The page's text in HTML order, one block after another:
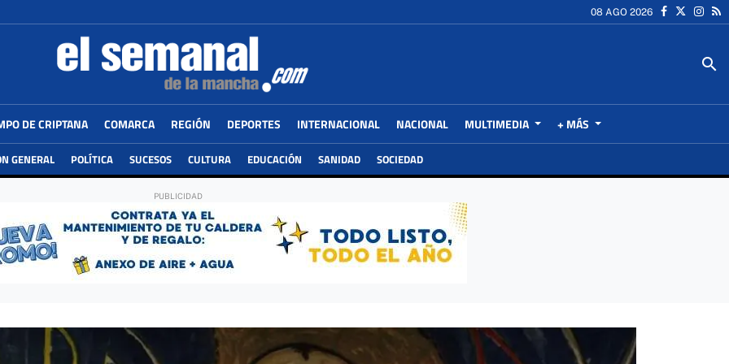
08 AGO 2026
search
DE CRIPTANA COMARCA REGIÓN DEPORTES INTERNACIONAL NACIONAL MULTIMEDIA + MÁS
GENERAL POLÍTICA SUCESOS CULTURA EDUCACIÓN SANIDAD SOCIEDAD